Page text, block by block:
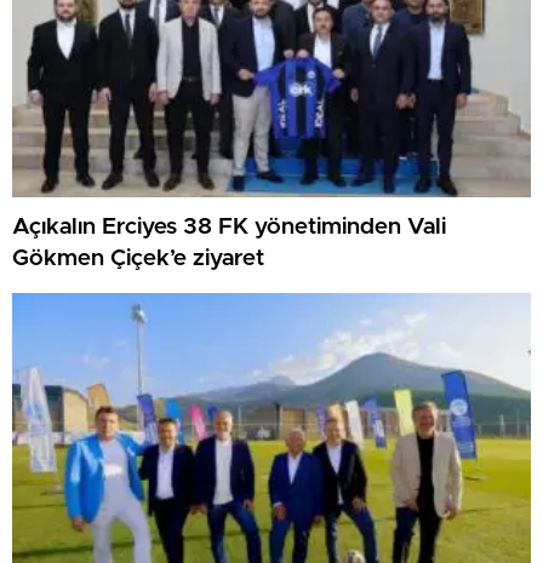
Açıkalın Erciyes 38 FK yönetiminden Vali
Gökmen Çiçek’e ziyaret